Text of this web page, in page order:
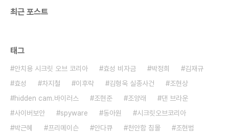
최근 포스트
태그
안치용 시크릿 오브 코리아 효성 비자금 박정희
김재규
효성
차지철 이후락 김형욱 실종사건
조현상
hidden cam.바이러스
조현준 조양래
댄 브라운
사이버보안
spyware 동아원
시크릿오브코리아
박근혜
프리메이슨 안다큐 천안함 침몰
조현범